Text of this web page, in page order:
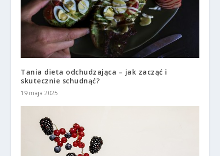
Tania dieta odchudzająca – jak zacząć i
skutecznie schudnąć?
19 maja 2025